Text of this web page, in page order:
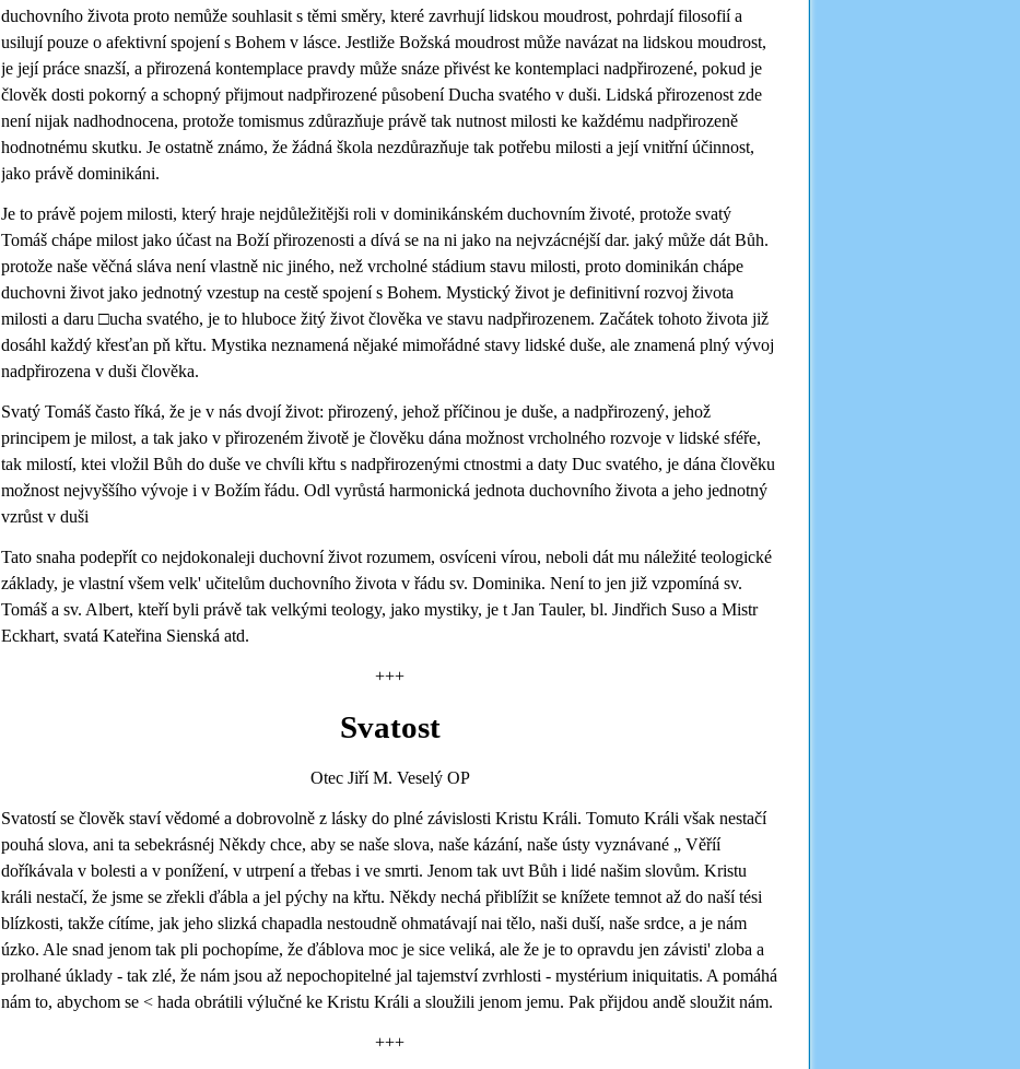
duchovního života proto nemůže souhlasit s těmi směry, které zavrhují lidskou moudrost, pohrdají filosofií a
usilují pouze o afektivní spojení s Bohem v lásce. Jestliže Božská moudrost může navázat na lidskou moudrost,
je její práce snazší, a přirozená kontemplace pravdy může snáze přivést ke kontemplaci nadpřirozené, pokud je
člověk dosti pokorný a schopný přijmout nadpřirozené působení Ducha svatého v duši. Lidská přirozenost zde
není nijak nadhodnocena, protože tomismus zdůrazňuje právě tak nutnost milosti ke každému nadpřirozeně
hodnotnému skutku. Je ostatně známo, že žádná škola nezdůrazňuje tak potřebu milosti a její vnitřní účinnost,
jako právě dominikáni.
Je to právě pojem milosti, který hraje nejdůležitějši roli v dominikánském duchovním životé, protože svatý
Tomáš chápe milost jako účast na Boží přirozenosti a dívá se na ni jako na nejvzácnéjší dar. jaký může dát Bůh.
protože naše věčná sláva není vlastně nic jiného, než vrcholné stádium stavu milosti, proto dominikán chápe
duchovni život jako jednotný vzestup na cestě spojení s Bohem. Mystický život je definitivní rozvoj života
milosti a daru □ucha svatého, je to hluboce žitý život člověka ve stavu nadpřirozenem. Začátek tohoto života již
dosáhl každý křesťan pň křtu. Mystika neznamená nějaké mimořádné stavy lidské duše, ale znamená plný vývoj
nadpřirozena v duši člověka.
Svatý Tomáš často říká, že je v nás dvojí život: přirozený, jehož příčinou je duše, a nadpřirozený, jehož
principem je milost, a tak jako v přirozeném životě je člověku dána možnost vrcholného rozvoje v lidské sféře,
tak milostí, ktei vložil Bůh do duše ve chvíli křtu s nadpřirozenými ctnostmi a daty Duc svatého, je dána člověku
možnost nejvyššího vývoje i v Božím řádu. Odl vyrůstá harmonická jednota duchovního života a jeho jednotný
vzrůst v duši
Tato snaha podepřít co nejdokonaleji duchovní život rozumem, osvíceni vírou, neboli dát mu náležité teologické
základy, je vlastní všem velk' učitelům duchovního života v řádu sv. Dominika. Není to jen již vzpomíná sv.
Tomáš a sv. Albert, kteří byli právě tak velkými teology, jako mystiky, je t Jan Tauler, bl. Jindřich Suso a Mistr
Eckhart, svatá Kateřina Sienská atd.
+++
Svatost
Otec Jiří M. Veselý OP
Svatostí se člověk staví vědomé a dobrovolně z lásky do plné závislosti Kristu Králi. Tomuto Králi však nestačí
pouhá slova, ani ta sebekrásnéj Někdy chce, aby se naše slova, naše kázání, naše ústy vyznávané „ Věříí
doříkávala v bolesti a v ponížení, v utrpení a třebas i ve smrti. Jenom tak uvt Bůh i lidé našim slovům. Kristu
králi nestačí, že jsme se zřekli ďábla a jel pýchy na křtu. Někdy nechá přiblížit se knížete temnot až do naší tési
blízkosti, takže cítíme, jak jeho slizká chapadla nestoudně ohmatávají nai tělo, naši duší, naše srdce, a je nám
úzko. Ale snad jenom tak pli pochopíme, že ďáblova moc je sice veliká, ale že je to opravdu jen závisti' zloba a
prolhané úklady - tak zlé, že nám jsou až nepochopitelné jal tajemství zvrhlosti - mystérium iniquitatis. A pomáhá
nám to, abychom se < hada obrátili výlučné ke Kristu Králi a sloužili jenom jemu. Pak přijdou andě sloužit nám.
+++